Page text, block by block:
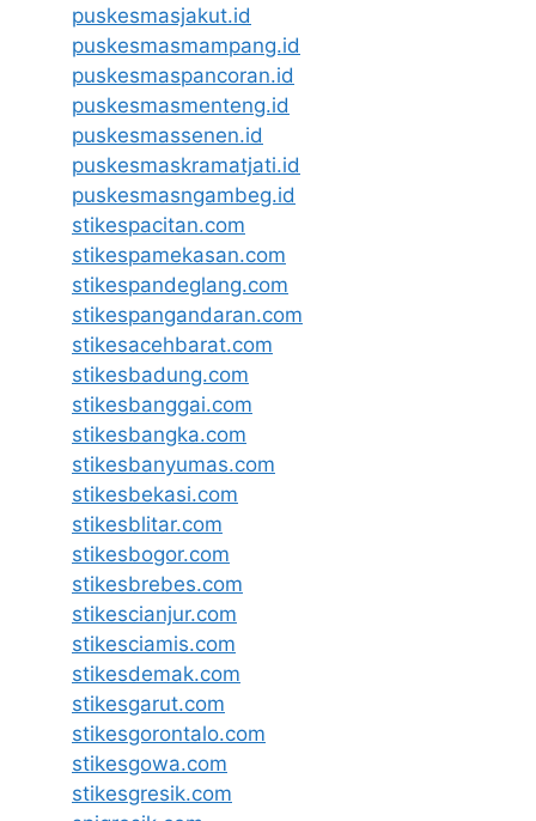
puskesmasjakut.id
puskesmasmampang.id
puskesmaspancoran.id
puskesmasmenteng.id
puskesmassenen.id
puskesmaskramatjati.id
puskesmasngambeg.id
stikespacitan.com
stikespamekasan.com
stikespandeglang.com
stikespangandaran.com
stikesacehbarat.com
stikesbadung.com
stikesbanggai.com
stikesbangka.com
stikesbanyumas.com
stikesbekasi.com
stikesblitar.com
stikesbogor.com
stikesbrebes.com
stikescianjur.com
stikesciamis.com
stikesdemak.com
stikesgarut.com
stikesgorontalo.com
stikesgowa.com
stikesgresik.com